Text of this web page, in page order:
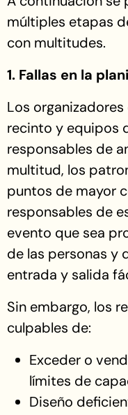
múltiples etapas
con multitudes.
1. Fallas en la
Los
recinto y equipos
responsables de
multitud, los
puntos de mayor
responsables de
evento que sea
de las personas y
entrada y salida
Sin embargo, los
culpables de:
Exceder o
límites de
Diseño